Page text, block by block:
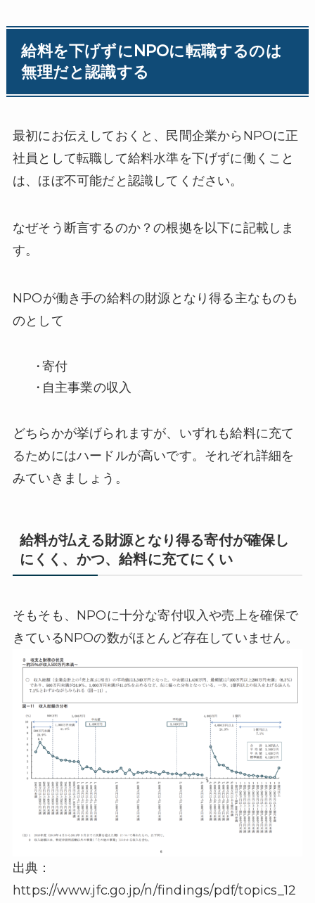
給料を下げずにNPOに転職するのは
無理だと認識する
最初にお伝えしておくと、民間企業からNPOに正
社員として転職して給料水準を下げずに働くこと
は、ほぼ不可能だと認識してください。
なぜそう断言するのか？の根拠を以下に記載しま
す。
NPOが働き手の給料の財源となり得る主なものも
のとして
寄付
自主事業の収入
どちらかが挙げられますが、いずれも給料に充て
るためにはハードルが高いです。それぞれ詳細を
みていきましょう。
給料が払える財源となり得る寄付が確保し
にくく、かつ、給料に充てにくい
そもそも、NPOに十分な寄付収入や売上を確保で
きているNPOの数がほとんど存在していません。
出典：
https://www.jfc.go.jp/n/findings/pdf/topics_12